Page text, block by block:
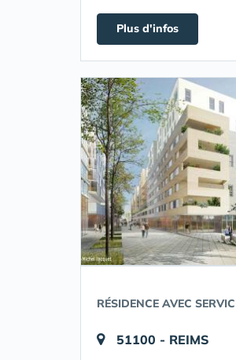
Plus d'infos
RÉSIDENCE AVEC
51100 - REIMS